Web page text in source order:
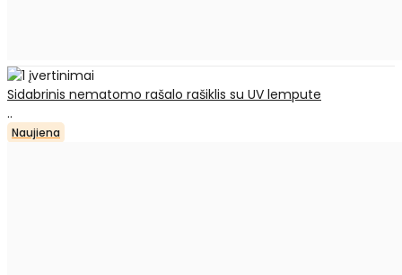
Sidabrinis nematomo rašalo rašiklis su UV lempute
..
Naujiena